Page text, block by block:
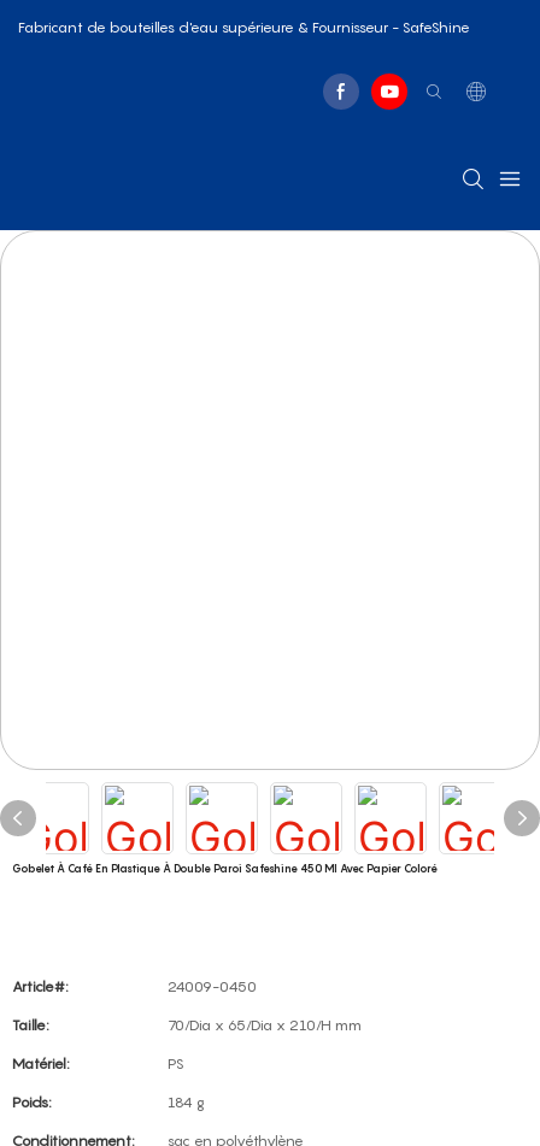
Fabricant de bouteilles d'eau supérieure & Fournisseur - SafeShine
Gobelet À Café En Plastique À Double Paroi Safeshine 450 Ml Avec Papier Coloré
Article#: 24009-0450
Taille: 70/Dia x 65/Dia x 210/H mm
Matériel: PS
Poids: 184 g
Conditionnement: sac en polyéthylène